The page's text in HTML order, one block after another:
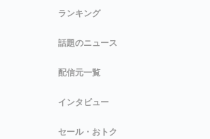
ランキング
話題のニュース
配信元一覧
インタビュー
セール・おトク